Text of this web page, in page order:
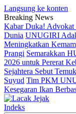
Langsung ke konten
Breaking News
Kabar Duka! Advokat
Dunia UNUGIRI
Meningkatkan
Prangi Semarakkan
2026 untuk Pererat
Sejahtera Sebut
Suyud Tim PKM
Kesegaran Ikan
Indeks